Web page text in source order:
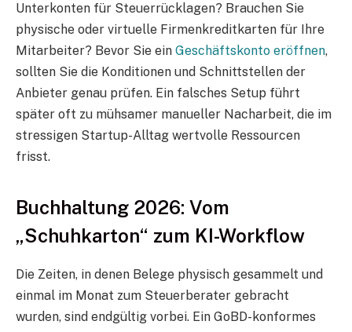
Unterkonten für Steuerrücklagen? Brauchen Sie
physische oder virtuelle Firmenkreditkarten für Ihre
Mitarbeiter? Bevor Sie ein Geschäftskonto eröffnen,
sollten Sie die Konditionen und Schnittstellen der
Anbieter genau prüfen. Ein falsches Setup führt
später oft zu mühsamer manueller Nacharbeit, die im
stressigen Startup-Alltag wertvolle Ressourcen
frisst.
Buchhaltung 2026: Vom
„Schuhkarton“ zum KI-Workflow
Die Zeiten, in denen Belege physisch gesammelt und
einmal im Monat zum Steuerberater gebracht
wurden, sind endgültig vorbei. Ein GoBD-konformes